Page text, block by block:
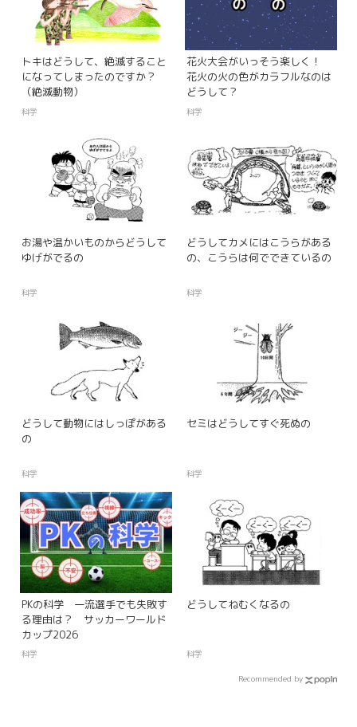
トキはどうして、絶滅すること
になってしまったのですか？
（絶滅動物）
科学
花火大会がいっそう楽しく！
花火の火の色がカラフルなのは
どうして？
科学
お湯や温かいものからどうして
ゆげがでるの
科学
どうしてカメにはこうらがある
の、こうらは何でできているの
科学
どうして動物にはしっぽがある
の
科学
セミはどうしてすぐ死ぬの
科学
PKの科学 一流選手でも失敗す
る理由は？ サッカーワールド
カップ2026
科学
どうしてねむくなるの
科学
Recommended by